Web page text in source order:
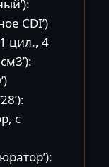
CDI’)
цил., 4
с